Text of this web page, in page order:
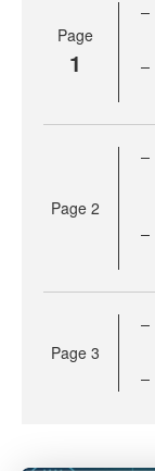
Page
1
Page 2
Page 3